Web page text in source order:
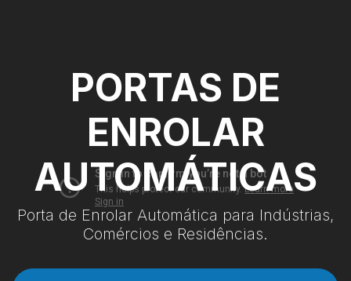
PORTAS DE
ENROLAR
AUTOMÁTICAS
Porta de Enrolar Automática para Indústrias,
Comércios e Residências.